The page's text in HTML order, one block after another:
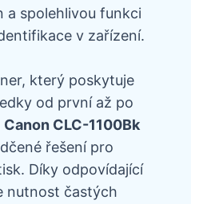
a spolehlivou funkci
v zařízení.
který poskytuje
od první až po
Canon CLC-1100Bk
řešení pro
Díky odpovídající
nutnost častých